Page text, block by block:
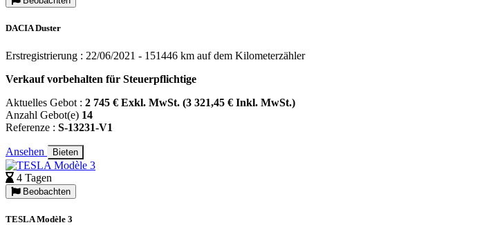
DACIA Duster
Erstregistrierung : 22/06/2021 - 151446 km auf dem Kilometerzähler
Verkauf vorbehalten für Steuerpflichtige
Aktuelles Gebot : 2 745 € Exkl. MwSt. (3 321,45 € Inkl. MwSt.)
Anzahl Gebot(e) 14
Referenze : S-13231-V1
Ansehen Bieten
4 Tagen
Beobachten
TESLA Modèle 3